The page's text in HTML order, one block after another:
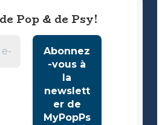
Pop & de Psy!